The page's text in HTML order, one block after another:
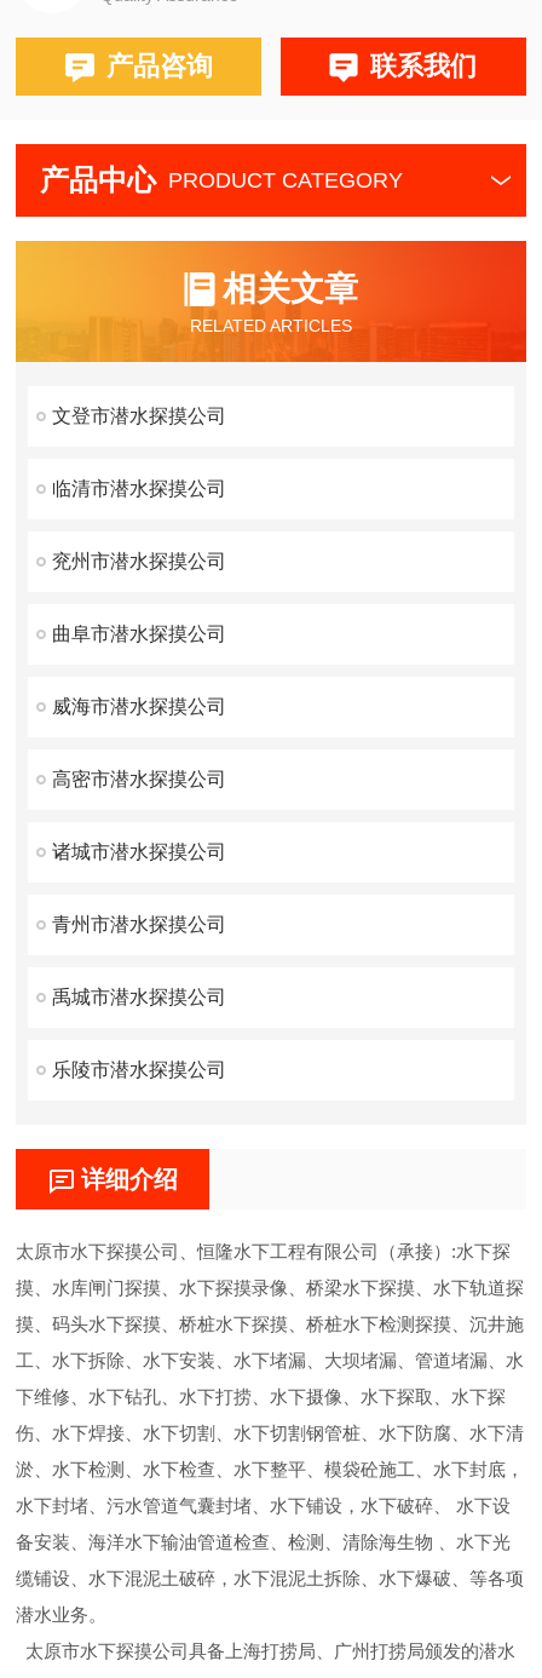
产品咨询 联系我们
产品中心 PRODUCT CATEGORY
相关文章
RELATED ARTICLES
文登市潜水探摸公司
临清市潜水探摸公司
兖州市潜水探摸公司
曲阜市潜水探摸公司
威海市潜水探摸公司
高密市潜水探摸公司
诸城市潜水探摸公司
青州市潜水探摸公司
禹城市潜水探摸公司
乐陵市潜水探摸公司
详细介绍
太原市水下探摸公司、恒隆水下工程有限公司（承接）:水下探
摸、水库闸门探摸、水下探摸录像、桥梁水下探摸、水下轨道探
摸、码头水下探摸、桥桩水下探摸、桥桩水下检测探摸、沉井施
工、水下拆除、水下安装、水下堵漏、大坝堵漏、管道堵漏、水
下维修、水下钻孔、水下打捞、水下摄像、水下探取、水下探
伤、水下焊接、水下切割、水下切割钢管桩、水下防腐、水下清
淤、水下检测、水下检查、水下整平、模袋砼施工、水下封底，
水下封堵、污水管道气囊封堵、水下铺设，水下破碎、 水下设
备安装、海洋水下输油管道检查、检测、清除海生物 、水下光
缆铺设、水下混泥土破碎，水下混泥土拆除、水下爆破、等各项
潜水业务。
太原市水下探摸公司具备上海打捞局、广州打捞局颁发的潜水